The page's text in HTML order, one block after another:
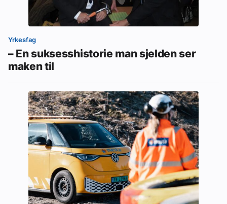
Yrkesfag
– En suksesshistorie man sjelden ser
maken til